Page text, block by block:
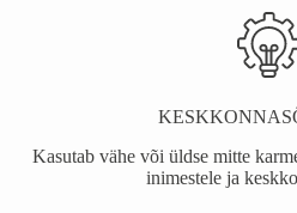
Kasutab vähe või üldse mitte
inimestele ja